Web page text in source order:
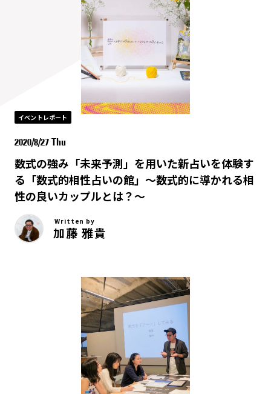
イベントレポート
2020/8/27 Thu
数式の強み「未来予測」を用いた新占いを体験す
る「数式的相性占いの館」〜数式的に導かれる相
性の良いカップルとは？〜
Written by
加藤 雅貴